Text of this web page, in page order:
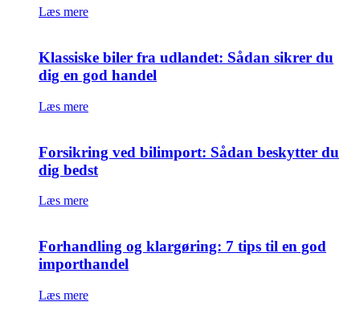
Læs mere
Klassiske biler fra udlandet: Sådan sikrer du
dig en god handel
Læs mere
Forsikring ved bilimport: Sådan beskytter du
dig bedst
Læs mere
Forhandling og klargøring: 7 tips til en god
importhandel
Læs mere